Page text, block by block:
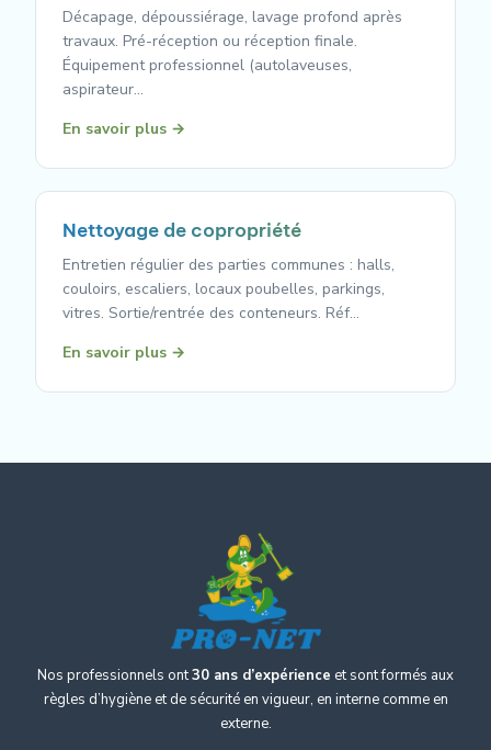
Décapage, dépoussiérage, lavage profond après
travaux. Pré-réception ou réception finale.
Équipement professionnel (autolaveuses,
aspirateur…
En savoir plus →
Nettoyage de copropriété
Entretien régulier des parties communes : halls,
couloirs, escaliers, locaux poubelles, parkings,
vitres. Sortie/rentrée des conteneurs. Réf…
En savoir plus →
Nos professionnels ont30 ans d’expérience et sont formés aux
règles d’hygiène et de sécurité en vigueur, en interne comme en
externe.